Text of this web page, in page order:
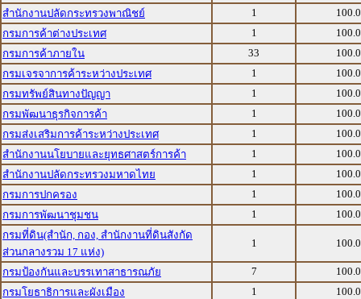
สำนักงานปลัดกระทรวงพาณิชย์
1
กรมการค้าต่างประเทศ
1
กรมการค้าภายใน
33
กรมเจรจาการค้าระหว่างประเทศ
1
กรมทรัพย์สินทางปัญญา
1
กรมพัฒนาธุรกิจการค้า
1
กรมส่งเสริมการค้าระหว่างประเทศ
1
สำนักงานนโยบายและยุทธศาสตร์การค้า
1
สำนักงานปลัดกระทรวงมหาดไทย
1
กรมการปกครอง
1
กรมการพัฒนาชุมชน
1
กรมที่ดิน(สำนัก, กอง, สำนักงานที่ดินสังกัด
ส่วนกลางรวม 17 แห่ง)
1
กรมป้องกันและบรรเทาสาธารณภัย 7
กรมโยธาธิการและผังเมือง
1